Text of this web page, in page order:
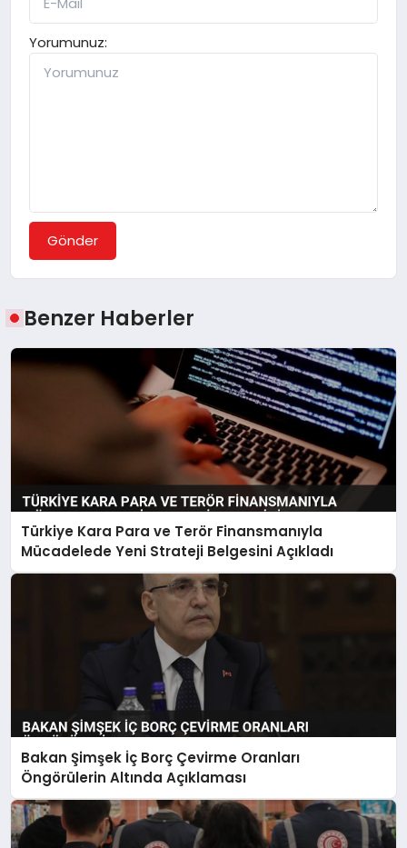
Yorumunuz:
Gönder
Benzer Haberler
Türkiye Kara Para ve Terör Finansmanıyla
Mücadelede Yeni Strateji Belgesini Açıkladı
Bakan Şimşek İç Borç Çevirme Oranları
Öngörülerin Altında Açıklaması